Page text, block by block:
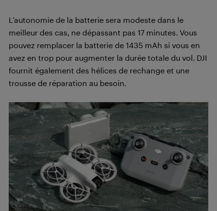
L’autonomie de la batterie sera modeste dans le
meilleur des cas, ne dépassant pas 17 minutes. Vous
pouvez remplacer la batterie de 1435 mAh si vous en
avez en trop pour augmenter la durée totale du vol. DJI
fournit également des hélices de rechange et une
trousse de réparation au besoin.